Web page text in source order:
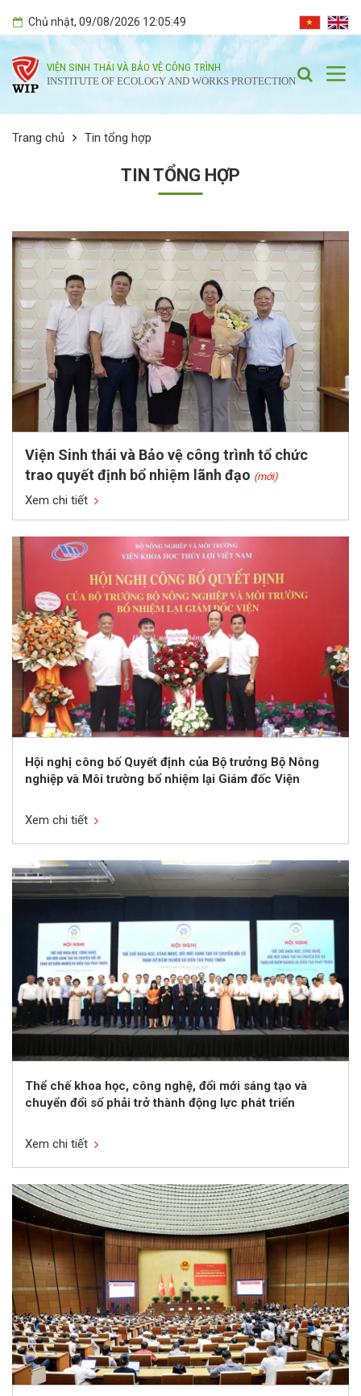
Chủ nhật, 09/08/2026 12:05:49
VIỆN SINH THÁI VÀ BẢO VỆ CÔNG TRÌNH
INSTITUTE OF ECOLOGY AND WORKS PROTECTION
Trang chủ Tin tổng hợp
TIN TỔNG HỢP
Viện Sinh thái và Bảo vệ công trình tổ chức
trao quyết định bổ nhiệm lãnh đạo (mới)
Xem chi tiết
Hội nghị công bố Quyết định của Bộ trưởng Bộ Nông
nghiệp và Môi trường bổ nhiệm lại Giám đốc Viện
Xem chi tiết
Thể chế khoa học, công nghệ, đổi mới sáng tạo và
chuyển đổi số phải trở thành động lực phát triển
Xem chi tiết